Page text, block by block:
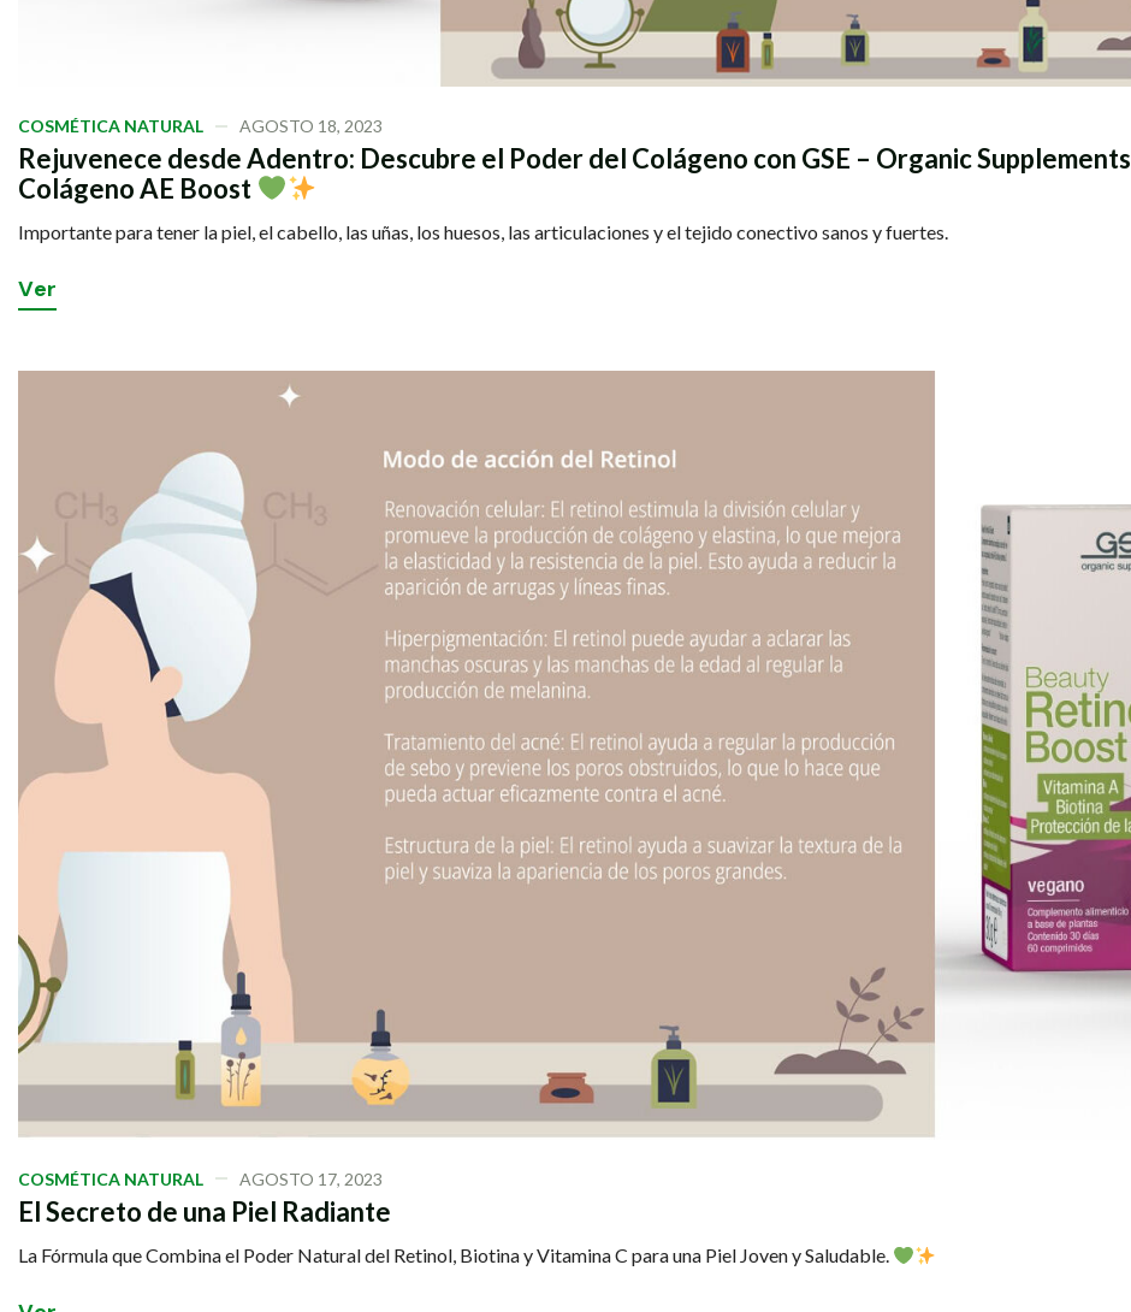
COSMÉTICA NATURAL AGOSTO 18, 2023
Rejuvenece desde Adentro: Descubre el Poder del Colágeno con GSE – Organic Supplements
Colágeno AE Boost
Importante para tener la piel, el cabello, las uñas, los huesos, las articulaciones y el tejido conectivo sanos y fuertes.
Ver
COSMÉTICA NATURAL AGOSTO 17, 2023
El Secreto de una Piel Radiante
La Fórmula que Combina el Poder Natural del Retinol, Biotina y Vitamina C para una Piel Joven y Saludable.